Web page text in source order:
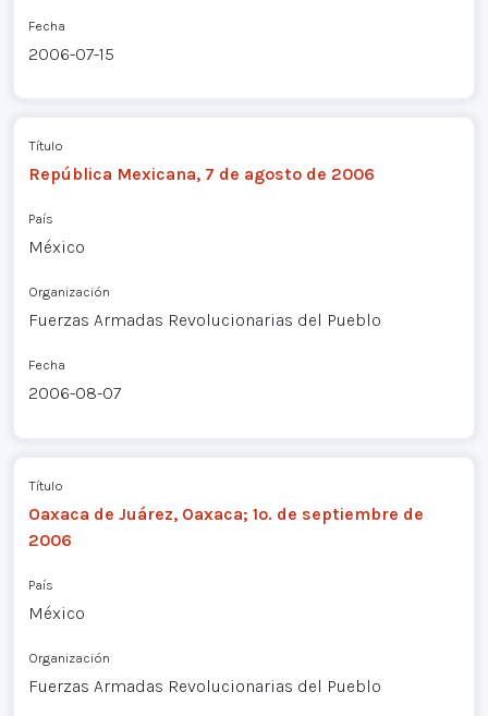
Fecha
2006-07-15
Título
República Mexicana, 7 de agosto de 2006
País
México
Organización
Fuerzas Armadas Revolucionarias del Pueblo
Fecha
2006-08-07
Título
Oaxaca de Juárez, Oaxaca; 1o. de septiembre de
2006
País
México
Organización
Fuerzas Armadas Revolucionarias del Pueblo